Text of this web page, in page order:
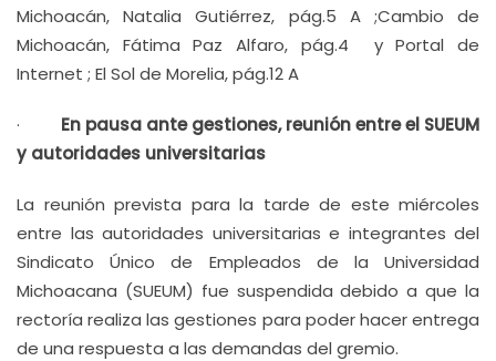
Michoacán, Natalia Gutiérrez, pág.5 A ;Cambio de
Michoacán, Fátima Paz Alfaro, pág.4 y Portal de
Internet ; El Sol de Morelia, pág.12 A
· En pausa ante gestiones, reunión entre el SUEUM
y autoridades universitarias
La reunión prevista para la tarde de este miércoles
entre las autoridades universitarias e integrantes del
Sindicato Único de Empleados de la Universidad
Michoacana (SUEUM) fue suspendida debido a que la
rectoría realiza las gestiones para poder hacer entrega
de una respuesta a las demandas del gremio.